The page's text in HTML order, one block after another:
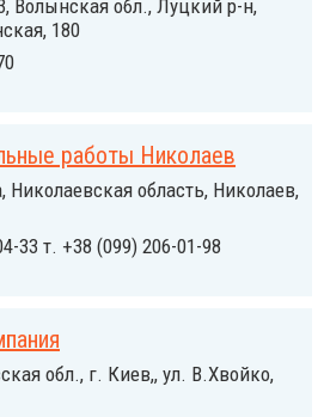
Волынская обл., Луцкий р-н,
180
работы Николаев
Николаевская область, Николаев,
33 т. +38 (099) 206-01-98
обл., г. Киев,, ул. В.Хвойко,